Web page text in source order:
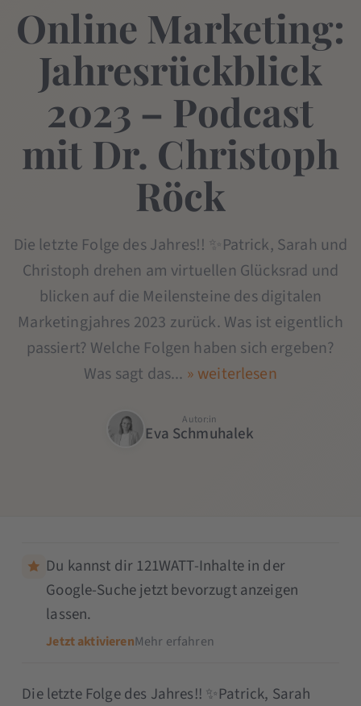
Online Marketing:
Jahresrückblick
2023 – Podcast
mit Dr. Christoph
Röck
Die letzte Folge des Jahres!! ✨Patrick, Sarah und
Christoph drehen am virtuellen Glücksrad und
blicken auf die Meilensteine des digitalen
Marketingjahres 2023 zurück. Was ist eigentlich
passiert? Welche Folgen haben sich ergeben?
Was sagt das... » weiterlesen
Autor:in
Eva Schmuhalek
Du kannst dir 121WATT-Inhalte in der
Google-Suche jetzt bevorzugt anzeigen
lassen.
Jetzt aktivierenMehr erfahren
Die letzte Folge des Jahres!! ✨Patrick, Sarah